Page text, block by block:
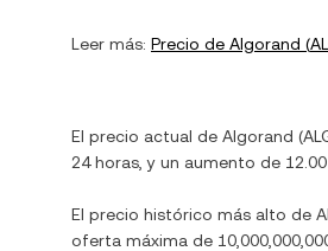
Leer más: Precio de Algorand (
El precio actual de Algorand (
24 horas, y un aumento de
El precio histórico más alto de
oferta máxima de